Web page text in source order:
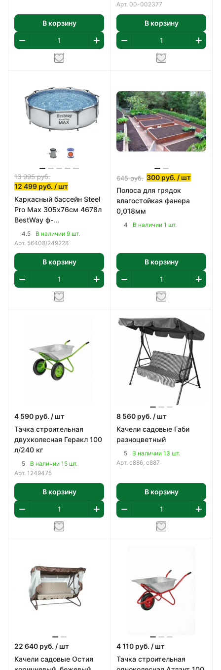
В корзину
Арт. 00-002377
В корзину
13 995руб.
12 499 руб. / шт
Каркасный бассейн Steel
Pro Max 305х76см 4678л
BestWay ф-
насос,картридж 58093
арт 56408
4.5
В наличии 9 шт.
Арт. 56408/249228
В корзину
645руб. 300 руб. / шт
Полоса для грядок
влагостойкая фанера
0,018мм
4 В наличии 1 шт.
В корзину
4 590 руб. / шт
Тачка строительная
двухколесная Геракл 100
л/240 кг
5
В наличии 15 шт.
Арт. 1249475
В корзину
8 560 руб. / шт
Качели садовые Габи
разноцветный
5
В наличии 13 шт.
Арт. с886, с887
В корзину
22 640 руб. / шт
Качели садовые Остия
4 110 руб. / шт
Тачка строительная